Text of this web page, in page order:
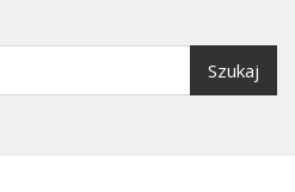
Szukaj